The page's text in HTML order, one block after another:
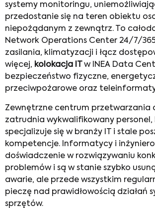
systemy monitoringu,
przedostanie się na teren obiektu
niepożądanym z zewnątrz. To
Network Operations Center 24/7/
zasilania, klimatyzacji i łącz
więcej, kolokacja IT w INEA Data
bezpieczeństwo fizyczne,
przeciwpożarowe oraz
Zewnętrzne centrum przetwarzania
zatrudnia wykwalifikowany
specjalizuje się w branży IT i stale
kompetencje. Informatycy i
doświadczenie w rozwiązywaniu
problemów i są w stanie szybko
awarie, ale przede wszystkim
pieczę nad prawidłowością działań
sprzętów.